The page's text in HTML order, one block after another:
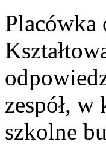
Placówka
zespół,
szkolne